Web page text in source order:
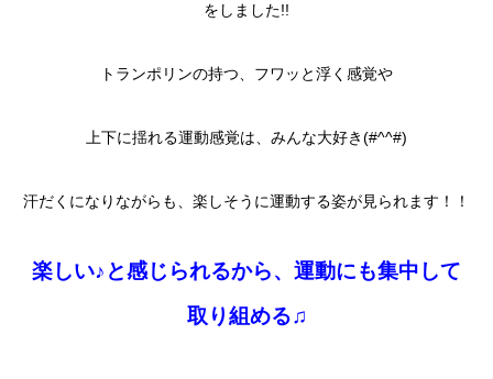
をしました!!
トランポリンの持つ、フワッと浮く感覚や
上下に揺れる運動感覚は、みんな大好き(#^^#)
汗だくになりながらも、楽しそうに運動する姿が見られます！！
楽しい♪と感じられるから、運動にも集中して
取り組める♫